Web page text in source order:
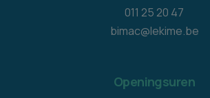
011 25 20 47
bimac@lekime.be
Openingsuren